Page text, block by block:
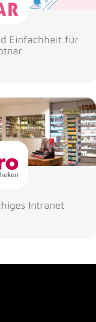
Einfachheit für
Intranet